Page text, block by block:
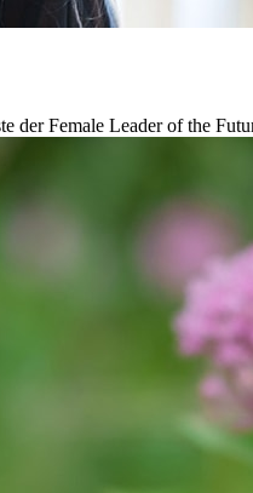
der Female Leader of the